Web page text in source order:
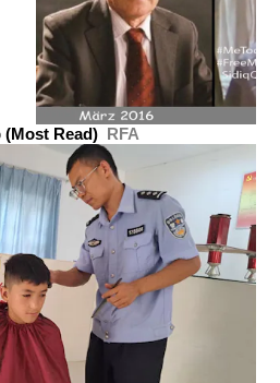
(Most Read) RFA